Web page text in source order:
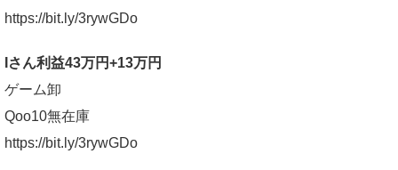
https://bit.ly/3rywGDo
Iさん利益43万円+13万円
ゲーム卸
Qoo10無在庫
https://bit.ly/3rywGDo